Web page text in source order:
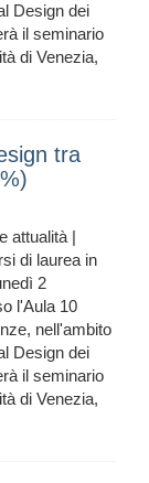
Design dei
il seminario
di Venezia,
tra
attualità |
di laurea in
2
l'Aula 10
nell'ambito
Design dei
il seminario
di Venezia,